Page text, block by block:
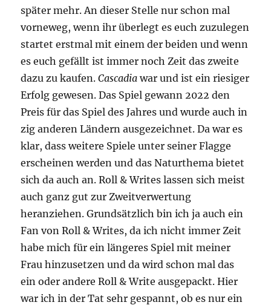
später mehr. An dieser Stelle nur schon mal
vorneweg, wenn ihr überlegt es euch zuzulegen
startet erstmal mit einem der beiden und wenn
es euch gefällt ist immer noch Zeit das zweite
dazu zu kaufen.Cascadia war und ist ein riesiger
Erfolg gewesen. Das Spiel gewann 2022 den
Preis für das Spiel des Jahres und wurde auch in
zig anderen Ländern ausgezeichnet. Da war es
klar, dass weitere Spiele unter seiner Flagge
erscheinen werden und das Naturthema bietet
sich da auch an. Roll & Writes lassen sich meist
auch ganz gut zur Zweitverwertung
heranziehen. Grundsätzlich bin ich ja auch ein
Fan von Roll & Writes, da ich nicht immer Zeit
habe mich für ein längeres Spiel mit meiner
Frau hinzusetzen und da wird schon mal das
ein oder andere Roll & Write ausgepackt. Hier
war ich in der Tat sehr gespannt, ob es nur ein